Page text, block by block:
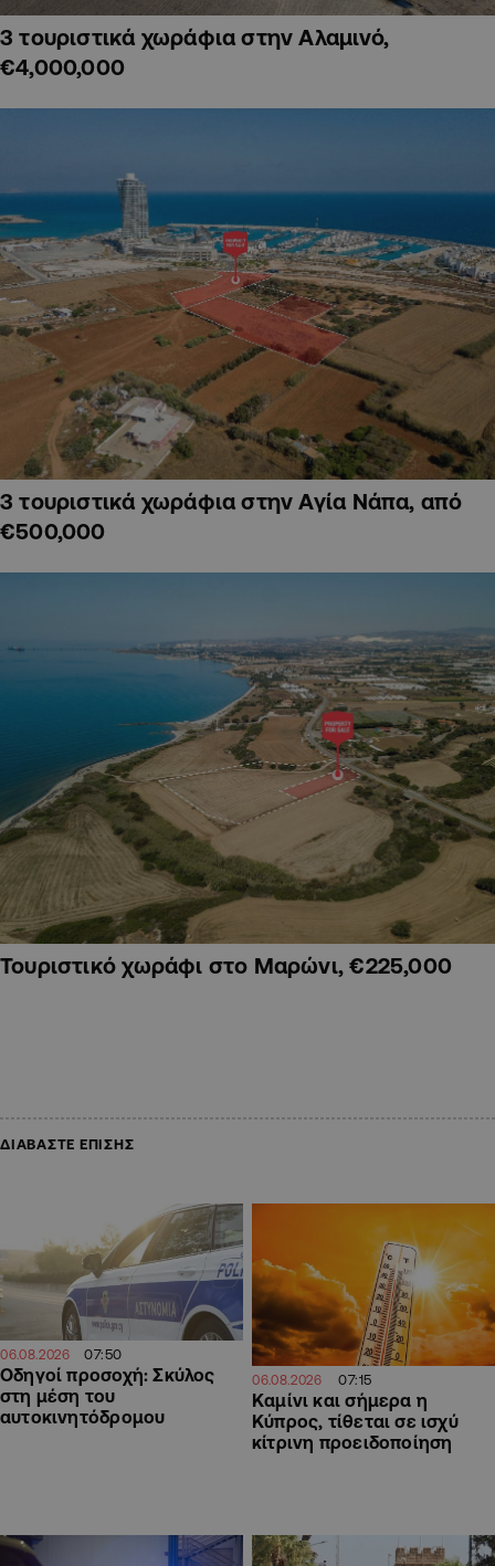
3 τουριστικά χωράφια στην Αλαμινό,
€4,000,000
3 τουριστικά χωράφια στην Αγία Νάπα, από
€500,000
Τουριστικό χωράφι στο Μαρώνι, €225,000
ΔΙΑΒΑΣΤΕ ΕΠΙΣΗΣ
06.08.2026 07:50
Οδηγοί προσοχή: Σκύλος
στη μέση του
αυτοκινητόδρομου
06.08.2026 07:15
Καμίνι και σήμερα η
Κύπρος, τίθεται σε ισχύ
κίτρινη προειδοποίηση